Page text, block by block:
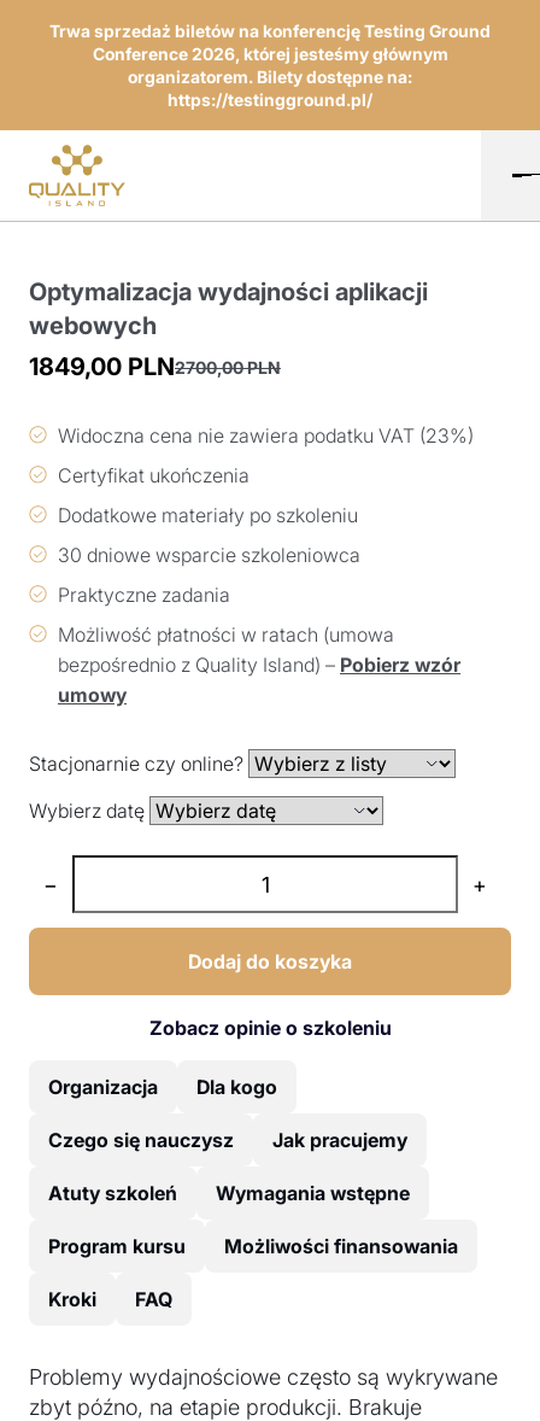
Trwa sprzedaż biletów na konferencję Testing Ground
Conference 2026, której jesteśmy głównym
organizatorem. Bilety dostępne na:
https://testingground.pl/
Optymalizacja wydajności aplikacji
webowych
2700,00PLN
cena
2700,00 PLN.
1849,00 PLN
cena
1849,00 PLN.
Widoczna cena nie zawiera podatku VAT (23%)
Certyfikat ukończenia
Dodatkowe materiały po szkoleniu
30 dniowe wsparcie szkoleniowca
Praktyczne zadania
Możliwość płatności w ratach (umowa
bezpośrednio z Quality Island) – Pobierz wzór
umowy
Stacjonarnie czy online?
Wybierz datę
− +
Dodaj do koszyka
Zobacz opinie o szkoleniu
Organizacja Dla kogo
Czego się nauczysz Jak pracujemy
Atuty szkoleń Wymagania wstępne
Program kursu Możliwości finansowania
Kroki FAQ
Problemy wydajnościowe często są wykrywane
zbyt późno, na etapie produkcji. Brakuje